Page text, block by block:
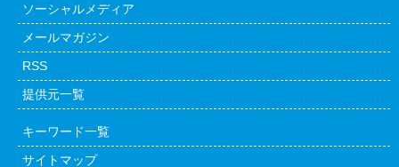
ソーシャルメディア
メールマガジン
RSS
提供元一覧
キーワード一覧
サイトマップ